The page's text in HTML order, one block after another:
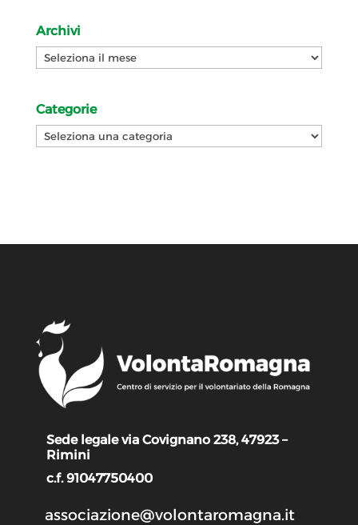
Archivi
Archivi
Categorie
Categorie
Sede legale via Covignano 238, 47923 –
Rimini
c.f. 91047750400
associazione@volontaromagna.it